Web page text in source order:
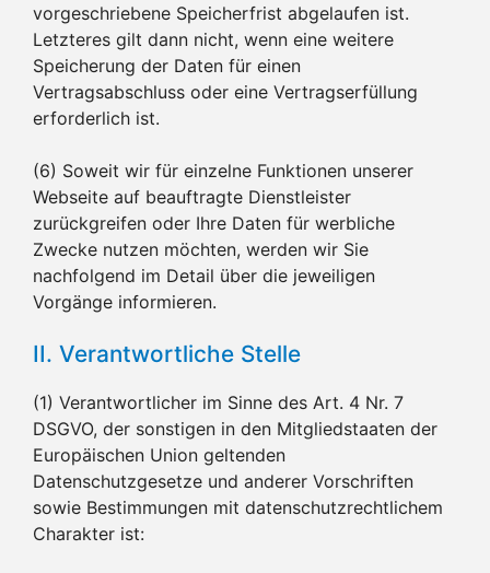
vorgeschriebene Speicherfrist abgelaufen ist.
Letzteres gilt dann nicht, wenn eine weitere
Speicherung der Daten für einen
Vertragsabschluss oder eine Vertragserfüllung
erforderlich ist.
(6) Soweit wir für einzelne Funktionen unserer
Webseite auf beauftragte Dienstleister
zurückgreifen oder Ihre Daten für werbliche
Zwecke nutzen möchten, werden wir Sie
nachfolgend im Detail über die jeweiligen
Vorgänge informieren.
II. Verantwortliche Stelle
(1) Verantwortlicher im Sinne des Art. 4 Nr. 7
DSGVO, der sonstigen in den Mitgliedstaaten der
Europäischen Union geltenden
Datenschutzgesetze und anderer Vorschriften
sowie Bestimmungen mit datenschutzrechtlichem
Charakter ist: